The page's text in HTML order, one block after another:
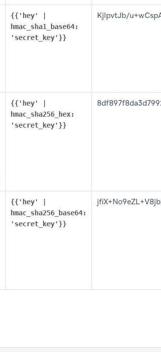
{{'hey' |
hmac_sha1_base64:
'secret_key'}}
KjlpvtJb/
{{'hey' |
hmac_sha256_hex:
'secret_key'}}
{{'hey' |
hmac_sha256_base64:
'secret_key'}}